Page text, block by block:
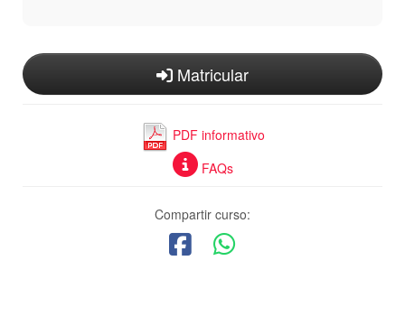
Matricular
PDF informativo
FAQs
Compartir curso: